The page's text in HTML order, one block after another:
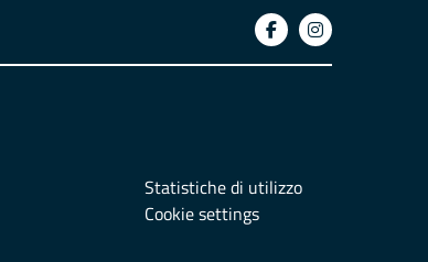
Statistiche di utilizzo
Cookie settings